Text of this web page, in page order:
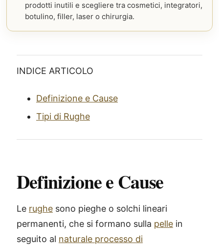
prodotti inutili e scegliere tra cosmetici, integratori,
botulino, filler, laser o chirurgia.
INDICE ARTICOLO
Definizione e Cause
Tipi di Rughe
Definizione e Cause
Le rughe sono pieghe o solchi lineari
permanenti, che si formano sulla pelle in
seguito al naturale processo di